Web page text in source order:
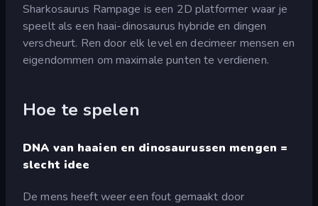
Sharkosaurus Rampage is een 2D platformer waar je
speelt als een haai-dinosaurus hybride en dingen
verscheurt. Ren door elk level en decimeer mensen en
eigendommen om maximale punten te verdienen.
Hoe te spelen
DNA van haaien en dinosaurussen mengen =
slecht idee
De mens heeft weer een fout gemaakt door